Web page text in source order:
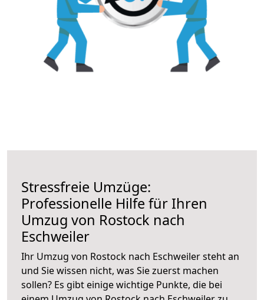
Stressfreie Umzüge:
Professionelle Hilfe für Ihren
Umzug von Rostock nach
Eschweiler
Ihr Umzug von Rostock nach Eschweiler steht an
und Sie wissen nicht, was Sie zuerst machen
sollen? Es gibt einige wichtige Punkte, die bei